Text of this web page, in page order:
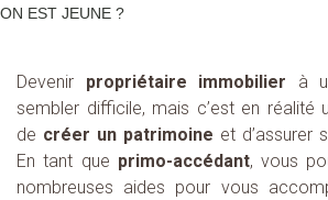
ON EST JEUNE ?
Devenir propriétaire immobilier à
sembler difficile, mais c’est en réalité
de créer un patrimoine et d’assurer
En tant que primo-accédant, vous
nombreuses aides pour vous